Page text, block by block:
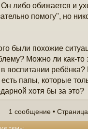
либо обижается и
помогу", но
были похожие
Можно ли как-то
в воспитании
есть папы, которые
хотя бы за это?
1 сообщение • Страница